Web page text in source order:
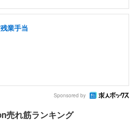
業手当
Sponsored by
売れ筋ランキング